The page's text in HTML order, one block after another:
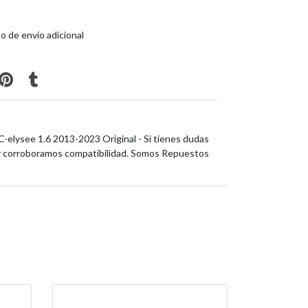
de envío adicional
1.6 2013-2023 Original - Si tienes dudas
compatibilidad. Somos Repuestos